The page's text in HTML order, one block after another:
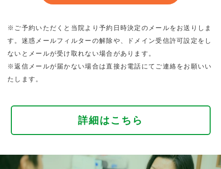
※ご予約いただくと当院より予約日時決定のメールをお送りしま
す。迷惑メールフィルターの解除や、ドメイン受信許可設定をし
ないとメールが受け取れない場合があります。
※返信メールが届かない場合は直接お電話にてご連絡をお願いい
たします。
詳細はこちら